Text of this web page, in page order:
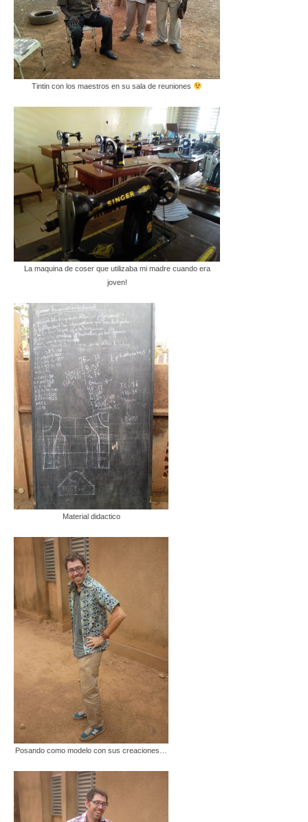
Tintin con los maestros en su sala de reuniones
La maquina de coser que utilizaba mi madre cuando era
joven!
Material didactico
Posando como modelo con sus creaciones…